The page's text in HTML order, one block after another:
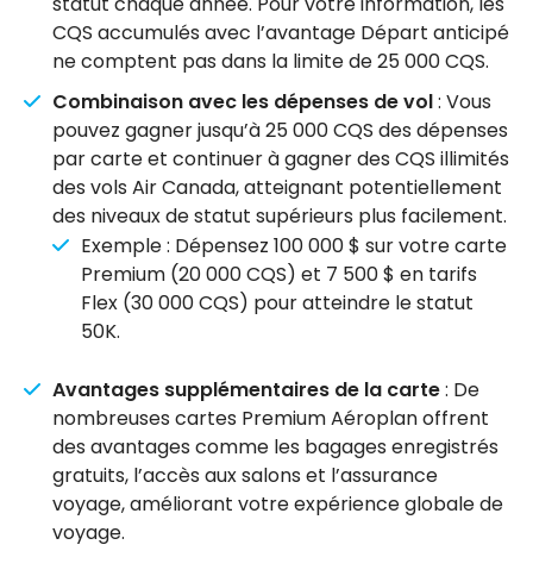
CQS accumulés avec l’avantage Départ anticipé
ne comptent pas dans la limite de 25 000 CQS.
Combinaison avec les dépenses de vol: Vous
pouvez gagner jusqu’à 25 000 CQS des dépenses
par carte et continuer à gagner des CQS illimités
des vols Air Canada, atteignant potentiellement
des niveaux de statut supérieurs plus facilement.
Exemple : Dépensez 100 000 $ sur votre carte
Premium (20 000 CQS) et 7 500 $ en tarifs
Flex (30 000 CQS) pour atteindre le statut
50K.
Avantages supplémentaires de la carte: De
nombreuses cartes Premium Aéroplan offrent
des avantages comme les bagages enregistrés
gratuits, l’accès aux salons et l’assurance
voyage, améliorant votre expérience globale de
voyage.